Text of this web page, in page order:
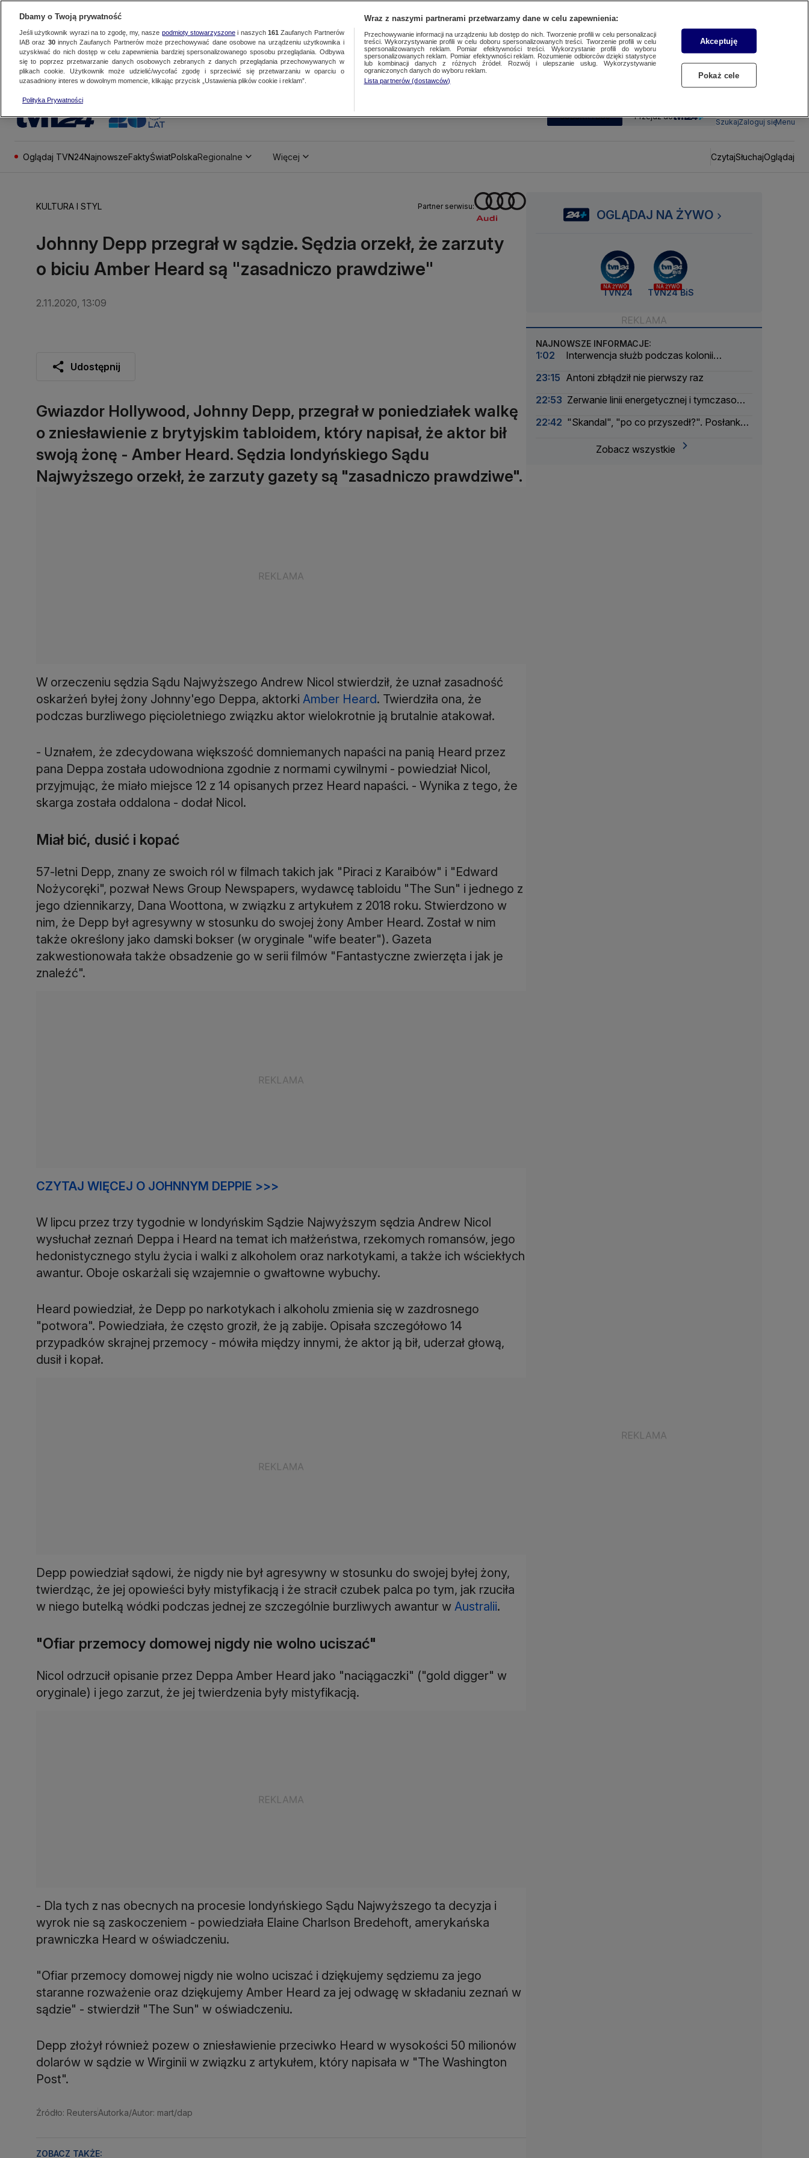
SUBSKRYBUJ Przejdź do
SzukajZaloguj sięMenu
Oglądaj TVN24NajnowszeFaktyŚwiatPolskaRegionalne Więcej CzytajSłuchajOglądaj
KULTURA I STYL Partner serwisu:
Johnny Depp przegrał w sądzie. Sędzia orzekł, że zarzuty
o biciu Amber Heard są "zasadniczo prawdziwe"
2.11.2020, 13:09
Udostępnij
Gwiazdor Hollywood, Johnny Depp, przegrał w poniedziałek walkę
o zniesławienie z brytyjskim tabloidem, który napisał, że aktor bił
swoją żonę - Amber Heard. Sędzia londyńskiego Sądu
Najwyższego orzekł, że zarzuty gazety są "zasadniczo prawdziwe".
W orzeczeniu sędzia Sądu Najwyższego Andrew Nicol stwierdził, że uznał zasadność
oskarżeń byłej żony Johnny'ego Deppa, aktorki Amber Heard. Twierdziła ona, że
podczas burzliwego pięcioletniego związku aktor wielokrotnie ją brutalnie atakował.
- Uznałem, że zdecydowana większość domniemanych napaści na panią Heard przez
pana Deppa została udowodniona zgodnie z normami cywilnymi - powiedział Nicol,
przyjmując, że miało miejsce 12 z 14 opisanych przez Heard napaści. - Wynika z tego, że
skarga została oddalona - dodał Nicol.
Miał bić, dusić i kopać
57-letni Depp, znany ze swoich ról w filmach takich jak "Piraci z Karaibów" i "Edward
Nożycoręki", pozwał News Group Newspapers, wydawcę tabloidu "The Sun" i jednego z
jego dziennikarzy, Dana Woottona, w związku z artykułem z 2018 roku. Stwierdzono w
nim, że Depp był agresywny w stosunku do swojej żony Amber Heard. Został w nim
także określony jako damski bokser (w oryginale "wife beater"). Gazeta
zakwestionowała także obsadzenie go w serii filmów "Fantastyczne zwierzęta i jak je
znaleźć".
CZYTAJ WIĘCEJ O JOHNNYM DEPPIE >>>
W lipcu przez trzy tygodnie w londyńskim Sądzie Najwyższym sędzia Andrew Nicol
wysłuchał zeznań Deppa i Heard na temat ich małżeństwa, rzekomych romansów, jego
hedonistycznego stylu życia i walki z alkoholem oraz narkotykami, a także ich wściekłych
awantur. Oboje oskarżali się wzajemnie o gwałtowne wybuchy.
Heard powiedział, że Depp po narkotykach i alkoholu zmienia się w zazdrosnego
"potwora". Powiedziała, że ​​często groził, że ją zabije. Opisała szczegółowo 14
przypadków skrajnej przemocy - mówiła między innymi, że ​​aktor ją bił, uderzał głową,
dusił i kopał.
Depp powiedział sądowi, że nigdy nie był agresywny w stosunku do swojej byłej żony,
twierdząc, że jej opowieści były mistyfikacją i że stracił czubek palca po tym, jak rzuciła
w niego butelką wódki podczas jednej ze szczególnie burzliwych awantur w Australii.
"Ofiar przemocy domowej nigdy nie wolno uciszać"
Nicol odrzucił opisanie przez Deppa Amber Heard jako "naciągaczki" ("gold digger" w
oryginale) i jego zarzut, że jej twierdzenia były mistyfikacją.
- Dla tych z nas obecnych na procesie londyńskiego Sądu Najwyższego ta decyzja i
wyrok nie są zaskoczeniem - powiedziała Elaine Charlson Bredehoft, amerykańska
prawniczka Heard w oświadczeniu.
"Ofiar przemocy domowej nigdy nie wolno uciszać i dziękujemy sędziemu za jego
staranne rozważenie oraz dziękujemy Amber Heard za jej odwagę w składaniu zeznań w
sądzie" - stwierdził "The Sun" w oświadczeniu.
Depp złożył również pozew o zniesławienie przeciwko Heard w wysokości 50 milionów
dolarów w sądzie w Wirginii w związku z artykułem, który napisała w "The Washington
Post".
Źródło: ReutersAutorka/Autor: mart/dap
ZOBACZ TAKŻE:
OGLĄDAJ NA ŻYWO
NA ŻYWO
TVN24
NA ŻYWO
TVN24 BiS
NAJNOWSZE INFORMACJE:
1:02
Interwencja służb podczas kolonii
23:15 Antoni zbłądził nie pierwszy raz
22:53 Zerwanie linii energetycznej i tymczasowa
Wojskowa
22:42 "Skandal", "po co przyszedł?". Posłanka
Zobacz wszystkie
Dbamy o Twoją prywatność
Jeśli użytkownik wyrazi na to zgodę, my, nasze podmioty stowarzyszonei naszych 161 Zaufanych Partnerów
IAB oraz 30innych Zaufanych Partnerów może przechowywać dane osobowe na urządzeniu użytkownika i
uzyskiwać do nich dostęp w celu zapewnienia bardziej spersonalizowanego sposobu przeglądania. Odbywa
się to poprzez przetwarzanie danych osobowych zebranych z danych przeglądania przechowywanych w
plikach cookie. Użytkownik może udzielić/wycofać zgodę i sprzeciwić się przetwarzaniu w oparciu o
uzasadniony interes w dowolnym momencie, klikając przycisk „Ustawienia plików cookie i reklam”.
Polityka Prywatności
Wraz z naszymi partnerami przetwarzamy dane w celu zapewnienia:
Przechowywanie informacji na urządzeniu lub dostęp do nich. Tworzenie profili w celu personalizacji
treści. Wykorzystywanie profili w celu doboru spersonalizowanych treści. Tworzenie profili w celu
spersonalizowanych reklam. Pomiar efektywności treści. Wykorzystanie profili do wyboru
spersonalizowanych reklam. Pomiar efektywności reklam. Rozumienie odbiorców dzięki statystyce
lub kombinacji danych z różnych źródeł. Rozwój i ulepszanie usług. Wykorzystywanie
ograniczonych danych do wyboru reklam.
Lista partnerów (dostawców)
Akceptuję
Pokaż cele